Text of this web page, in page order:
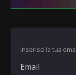
Inserisci la tua